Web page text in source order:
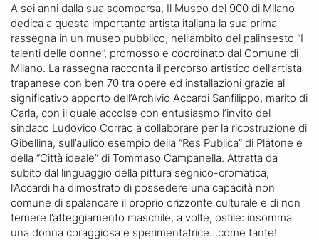
A sei anni dalla sua scomparsa, Il Museo del 900 di Milano
dedica a questa importante artista italiana la sua prima
rassegna in un museo pubblico, nell’ambito del palinsesto “I
talenti delle donne”, promosso e coordinato dal Comune di
Milano. La rassegna racconta il percorso artistico dell’artista
trapanese con ben 70 tra opere ed installazioni grazie al
significativo apporto dell’Archivio Accardi Sanfilippo, marito di
Carla, con il quale accolse con entusiasmo l’invito del
sindaco Ludovico Corrao a collaborare per la ricostruzione di
Gibellina, sull’aulico esempio della “Res Publica” di Platone e
della “Città ideale” di Tommaso Campanella. Attratta da
subito dal linguaggio della pittura segnico-cromatica,
l’Accardi ha dimostrato di possedere una capacità non
comune di spalancare il proprio orizzonte culturale e di non
temere l’atteggiamento maschile, a volte, ostile: insomma
una donna coraggiosa e sperimentatrice…come tante!